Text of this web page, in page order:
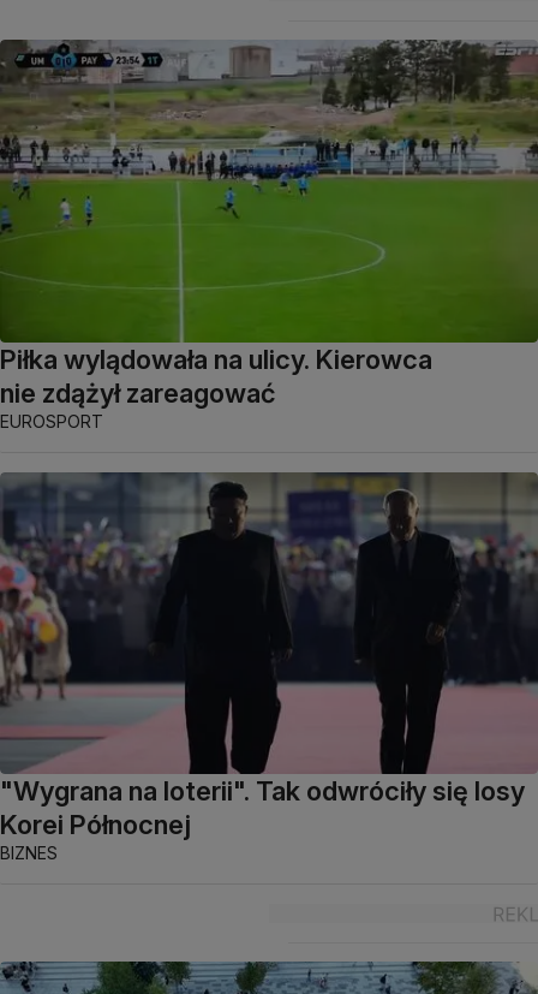
Piłka wylądowała na ulicy. Kierowca
nie zdążył zareagować
EUROSPORT
"Wygrana na loterii". Tak odwróciły się losy
Korei Północnej
BIZNES